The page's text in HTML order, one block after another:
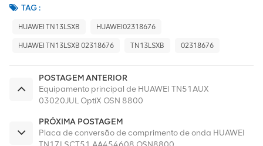
TAG :
HUAWEI TN13LSXB HUAWEI02318676
HUAWEI TN13LSXB 02318676 TN13LSXB 02318676
POSTAGEM ANTERIOR
Equipamento principal de HUAWEI TN51AUX
03020JUL OptiX OSN 8800
PRÓXIMA POSTAGEM
Placa de conversão de comprimento de onda HUAWEI